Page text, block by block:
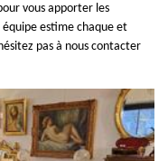
vous apporter les
estime chaque et
pas à nous contacter